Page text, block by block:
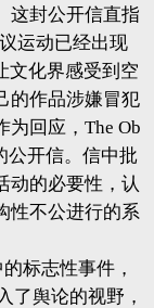
这封公开信直指
运动已经出现
文化界感受到空
的作品涉嫌冒犯
为回应，The Ob
公开信。信中批
动的必要性，认
性不公进行的系
标志性事件，
了舆论的视野，